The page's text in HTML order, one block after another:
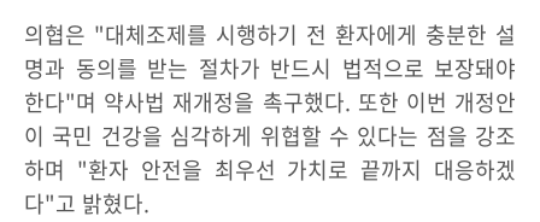
의협은 "대체조제를 시행하기 전 환자에게 충분한 설
명과 동의를 받는 절차가 반드시 법적으로 보장돼야
한다"며 약사법 재개정을 촉구했다. 또한 이번 개정안
이 국민 건강을 심각하게 위협할 수 있다는 점을 강조
하며 "환자 안전을 최우선 가치로 끝까지 대응하겠
다"고 밝혔다.